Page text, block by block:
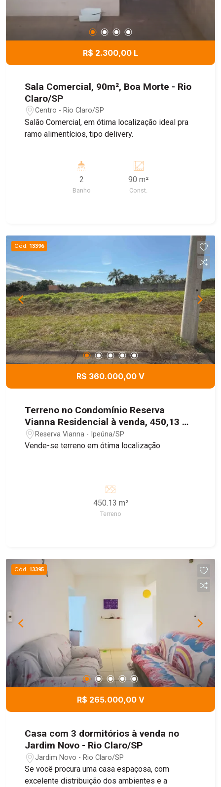
R$ 2.300,00 L
Sala Comercial, 90m², Boa Morte - Rio
Claro/SP
Centro - Rio Claro/SP
Salão Comercial, em ótima localização ideal pra
ramo alimentícios, tipo delivery.
2
Banho
90 m²
Const.
Cód. 13396
R$ 360.000,00 V
Terreno no Condomínio Reserva
Vianna Residencial à venda, 450,13 m²
- Ipeúna/SP
Reserva Vianna - Ipeúna/SP
Vende-se terreno em ótima localização
450.13 m²
Terreno
Cód. 13395
R$ 265.000,00 V
Casa com 3 dormitórios à venda no
Jardim Novo - Rio Claro/SP
Jardim Novo - Rio Claro/SP
Se você procura uma casa espaçosa, com
excelente distribuição dos ambientes e a